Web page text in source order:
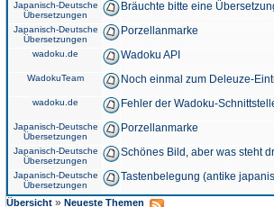
Japanisch-Deutsche
Übersetzungen
Bräuchte bitte eine
Japanisch-Deutsche
Übersetzungen
Porzellanmarke
wadoku.de Wadoku API
WadokuTeam Noch einmal zum Deleuze-
wadoku.de Fehler der Wadoku-
Japanisch-Deutsche
Übersetzungen
Porzellanmarke
Japanisch-Deutsche
Übersetzungen
Schönes Bild, aber was steht
Japanisch-Deutsche
Übersetzungen
Tastenbelegung (antike
Übersicht » Neueste Themen